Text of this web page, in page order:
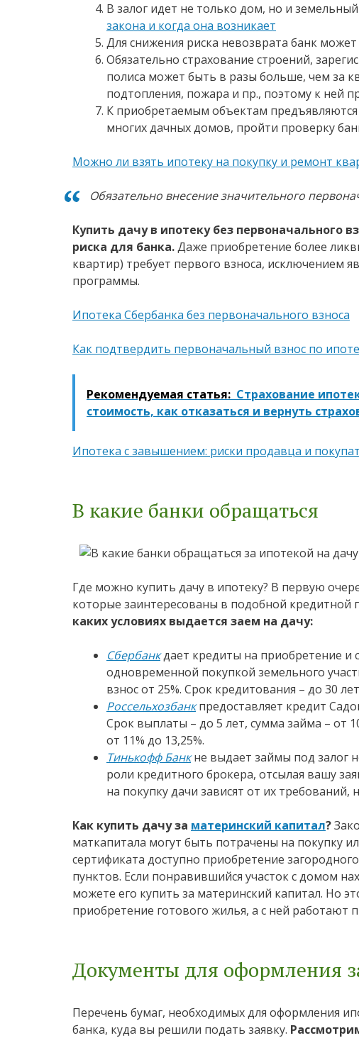
В залог идет не только дом, но и
закона и когда она возникает
Для снижения риска невозврата банк
Обязательно страхование строений,
полиса может быть в разы больше, чем за
подтопления, пожара и пр., поэтому к ней
К приобретаемым объектам предъявляются
многих дачных домов, пройти проверку
Можно ли взять ипотеку на покупку и ремонт
Обязательно внесение значительного
Купить дачу в ипотеку без первоначального
риска для банка.Даже приобретение более
квартир) требует первого взноса, исключением
программы.
Ипотека Сбербанка без первоначального взноса
Как подтвердить первоначальный взнос по
Рекомендуемая статья: Страхование
стоимость, как отказаться и вернуть
Ипотека с завышением: риски продавца и
В какие банки обращаться
Где можно купить дачу в ипотеку? В первую
которые заинтересованы в подобной кредитной
каких условиях выдается заем на дачу:
Сбербанкдает кредиты на приобретение и
одновременной покупкой земельного
взнос от 25%. Срок кредитования – до 30
Россельхозбанкпредоставляет кредит
Срок выплаты – до 5 лет, сумма займа – от
от 11% до 13,25%.
Тинькофф Банкне выдает займы под залог
роли кредитного брокера, отсылая вашу
на покупку дачи зависят от их
Как купить дачу за материнский капитал?
маткапитала могут быть потрачены на покупку
сертификата доступно приобретение
пунктов. Если понравившийся участок с домом
можете его купить за материнский капитал. Но
приобретение готового жилья, а с ней работают
Документы для оформления
Перечень бумаг, необходимых для оформления
банка, куда вы решили подать заявку.